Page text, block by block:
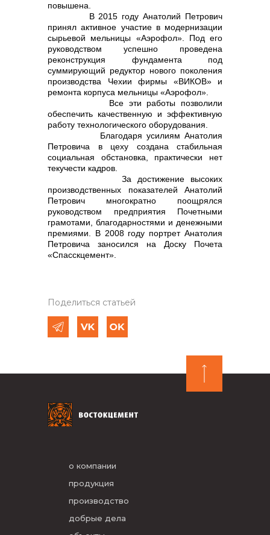
повышена.
В 2015 году Анатолий Петрович
принял активное участие в модернизации
сырьевой мельницы «Аэрофол». Под его
руководством успешно проведена
реконструкция фундамента под
суммирующий редуктор нового поколения
производства Чехии фирмы «ВИКОВ» и
ремонта корпуса мельницы «Аэрофол».
Все эти работы позволили
обеспечить качественную и эффективную
работу технологического оборудования.
Благодаря усилиям Анатолия
Петровича в цеху создана стабильная
социальная обстановка, практически нет
текучести кадров.
За достижение высоких
производственных показателей Анатолий
Петрович многократно поощрялся
руководством предприятия Почетными
грамотами, благодарностями и денежными
премиями. В 2008 году портрет Анатолия
Петровича заносился на Доску Почета
«Спасскцемент».
Поделиться статьей
о компании
продукция
производство
добрые дела